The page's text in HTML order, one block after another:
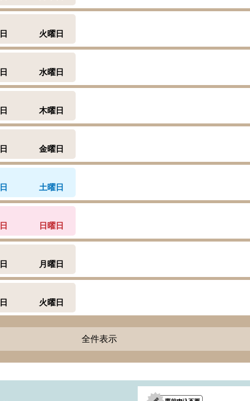
日 火曜日
日 水曜日
日 木曜日
日 金曜日
日 土曜日
日 日曜日
日 月曜日
日 火曜日
全件表示